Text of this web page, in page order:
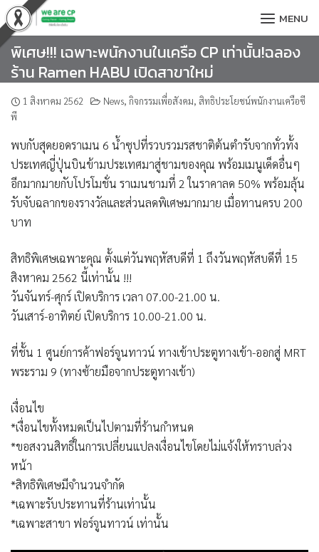
Skip
to
content
MENU
พิเศษ!!! เฉพาะพนักงานในเครือ CP เท่านั้น!ฉลอง
ร้าน Ramen HABU เปิดสาขาใหม่
1 สิงหาคม 2562 News, กิจกรรมเพื่อสังคม, สิทธิประโยชน์พนักงานเครือซี
พี
พบกับสุดยอดราเมน 6 น้ำซุปที่รวบรวมรสชาติต้นตำรับจากทั่วทั้ง
ประเทศญี่ปุ่นบินข้ามประเทศมาสู่ชามของคุณ พร้อมเมนูเด็ดอื่นๆ
อีกมากมายกับโปรโมชั่น ราเมนชามที่ 2 ในราคาลด 50% พร้อมลุ้น
รับจับฉลากของรางวัลและส่วนลดพิเศษมากมาย เมื่อทานครบ 200
บาท
สิทธิพิเศษเฉพาะคุณ ตั้งแต่วันพฤหัสบดีที่ 1 ถึงวันพฤหัสบดีที่ 15
สิงหาคม 2562 นี้เท่านั้น !!!
วันจันทร์-ศุกร์ เปิดบริการ เวลา 07.00-21.00 น.
วันเสาร์-อาทิตย์ เปิดบริการ 10.00-21.00 น.
ที่ชั้น 1 ศูนย์การค้าฟอร์จูนทาวน์ ทางเข้าประตูทางเข้า-ออกสู่ MRT
พระราม 9 (ทางซ้ายมือจากประตูทางเข้า)
เงื่อนไข
*เงื่อนไขทั้งหมดเป็นไปตามที่ร้านกำหนด
*ขอสงวนสิทธิ์ในการเปลี่ยนแปลงเงื่อนไขโดยไม่แจ้งให้ทราบล่วง
หน้า
*สิทธิพิเศษมีจำนวนจำกัด
*เฉพาะรับประทานที่ร้านเท่านั้น
*เฉพาะสาขา ฟอร์จูนทาวน์ เท่านั้น